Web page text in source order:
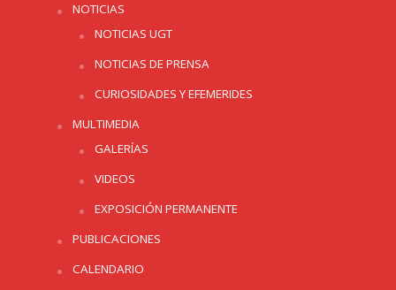
NOTICIAS
NOTICIAS UGT
NOTICIAS DE PRENSA
CURIOSIDADES Y EFEMERIDES
MULTIMEDIA
GALERÍAS
VIDEOS
EXPOSICIÓN PERMANENTE
PUBLICACIONES
CALENDARIO